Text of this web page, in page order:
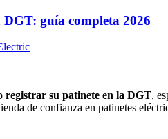
guía completa 2026
registrar su patinete en la DGT,
de confianza en patinetes